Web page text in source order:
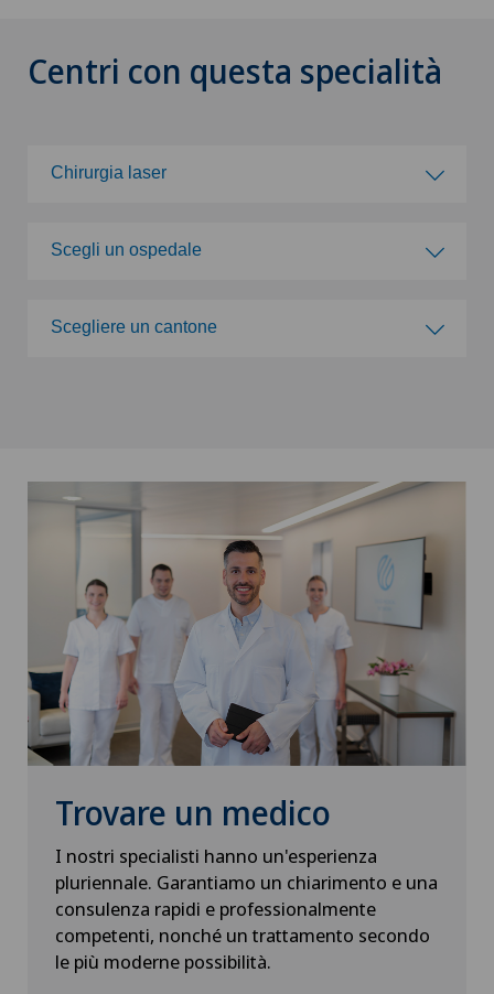
Centri con questa specialità
Chirurgia laser
Alter G
Alterazioni del corpo vitreo
Andatura di Lyra
Andrologia
Anestesiologia
Angiologia
Artroscopia del ginocchio
Artroscopia della spalla
Scegli un ospedale
Swiss Visio Eaux-Vives
Swiss Visio Valère
Clinique de Montchoisi
Swiss Visio Bellinzona
Scegliere un cantone
BE
GE
TI
GR
VS
JU
VD
NE
Trovare un medico
I nostri specialisti hanno un'esperienza
pluriennale. Garantiamo un chiarimento e una
consulenza rapidi e professionalmente
competenti, nonché un trattamento secondo
le più moderne possibilità.